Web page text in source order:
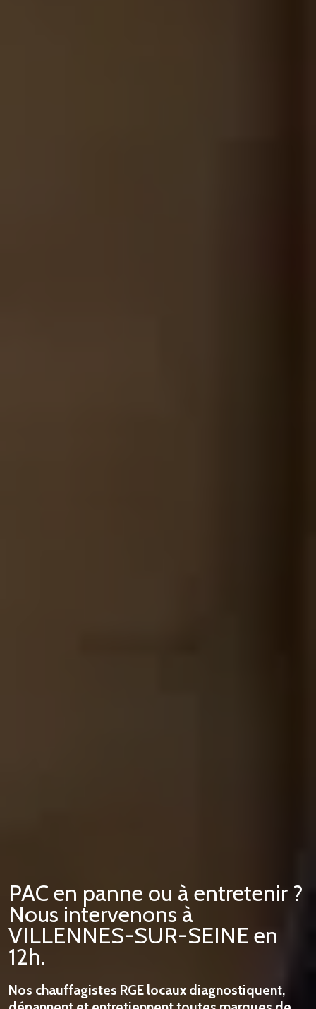
PAC en panne ou à entretenir ?
Nous intervenons à
VILLENNES-SUR-SEINE en
12h.
Nos chauffagistes RGE locaux diagnostiquent,